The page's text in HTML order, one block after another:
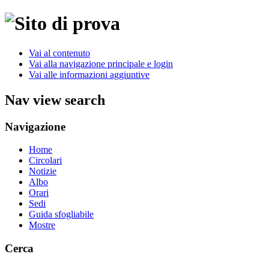
Vai al contenuto
Vai alla navigazione principale e login
Vai alle informazioni aggiuntive
Nav view search
Navigazione
Home
Circolari
Notizie
Albo
Orari
Sedi
Guida sfogliabile
Mostre
Cerca